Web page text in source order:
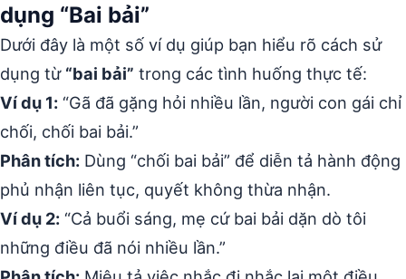
dụng “Bai bải”
Dưới đây là một số ví dụ giúp bạn hiểu rõ cách sử
dụng từ “bai bải” trong các tình huống thực tế:
Ví dụ 1: “Gã đã gặng hỏi nhiều lần, người con gái chỉ
chối, chối bai bải.”
Phân tích: Dùng “chối bai bải” để diễn tả hành động
phủ nhận liên tục, quyết không thừa nhận.
Ví dụ 2: “Cả buổi sáng, mẹ cứ bai bải dặn dò tôi
những điều đã nói nhiều lần.”